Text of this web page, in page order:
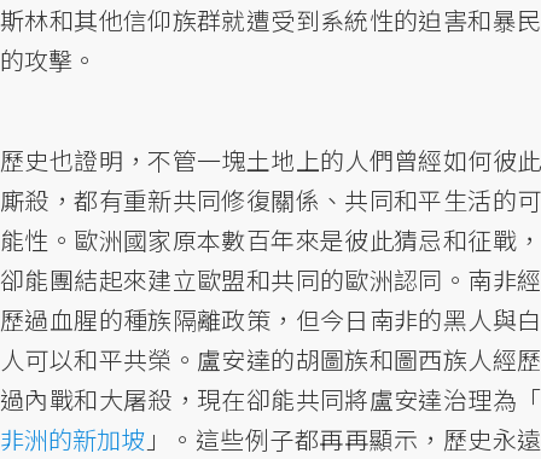
斯林和其他信仰族群就遭受到系統性的迫害和暴民
的攻擊。
歷史也證明，不管一塊土地上的人們曾經如何彼此
廝殺，都有重新共同修復關係、共同和平生活的可
能性。歐洲國家原本數百年來是彼此猜忌和征戰，
卻能團結起來建立歐盟和共同的歐洲認同。南非經
歷過血腥的種族隔離政策，但今日南非的黑人與白
人可以和平共榮。盧安達的胡圖族和圖西族人經歷
過內戰和大屠殺，現在卻能共同將盧安達治理為「
非洲的新加坡 」。這些例子都再再顯示，歷史永遠